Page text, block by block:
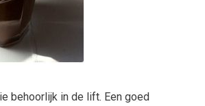
behoorlijk in de lift. Een goed